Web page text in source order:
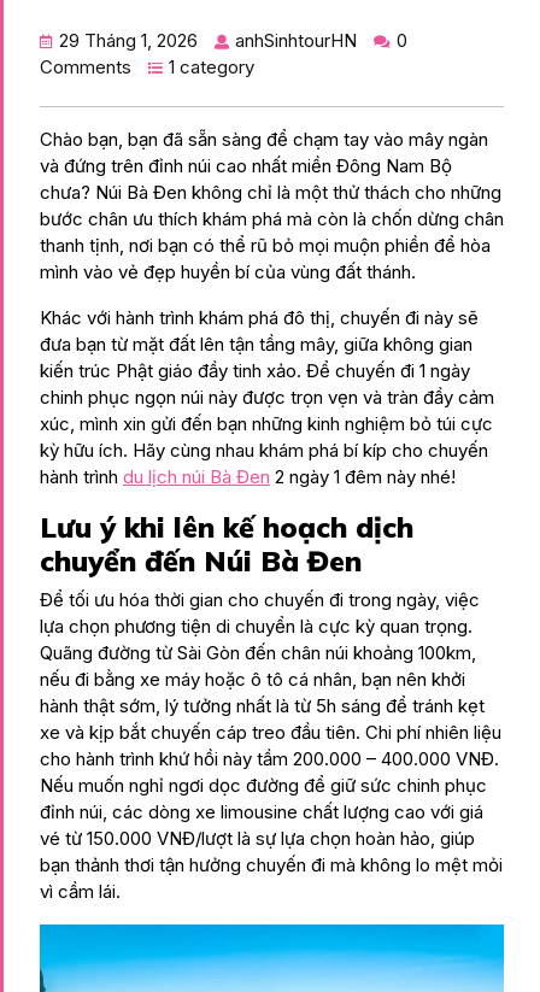
29 Tháng 1, 2026 anhSinhtourHN
0
Comments
1 category
Chào bạn, bạn đã sẵn sàng để chạm tay vào mây ngàn
và đứng trên đỉnh núi cao nhất miền Đông Nam Bộ
chưa? Núi Bà Đen không chỉ là một thử thách cho những
bước chân ưu thích khám phá mà còn là chốn dừng chân
thanh tịnh, nơi bạn có thể rũ bỏ mọi muộn phiền để hòa
mình vào vẻ đẹp huyền bí của vùng đất thánh.
Khác với hành trình khám phá đô thị, chuyến đi này sẽ
đưa bạn từ mặt đất lên tận tầng mây, giữa không gian
kiến trúc Phật giáo đầy tinh xảo. Để chuyến đi 1 ngày
chinh phục ngọn núi này được trọn vẹn và tràn đầy cảm
xúc, mình xin gửi đến bạn những kinh nghiệm bỏ túi cực
kỳ hữu ích. Hãy cùng nhau khám phá bí kíp cho chuyến
hành trình du lịch núi Bà Đen 2 ngày 1 đêm này nhé!
Lưu ý khi lên kế hoạch dịch
chuyển đến Núi Bà Đen
Để tối ưu hóa thời gian cho chuyến đi trong ngày, việc
lựa chọn phương tiện di chuyển là cực kỳ quan trọng.
Quãng đường từ Sài Gòn đến chân núi khoảng 100km,
nếu đi bằng xe máy hoặc ô tô cá nhân, bạn nên khởi
hành thật sớm, lý tưởng nhất là từ 5h sáng để tránh kẹt
xe và kịp bắt chuyến cáp treo đầu tiên. Chi phí nhiên liệu
cho hành trình khứ hồi này tầm 200.000 – 400.000 VNĐ.
Nếu muốn nghỉ ngơi dọc đường để giữ sức chinh phục
đỉnh núi, các dòng xe limousine chất lượng cao với giá
vé từ 150.000 VNĐ/lượt là sự lựa chọn hoàn hảo, giúp
bạn thảnh thơi tận hưởng chuyến đi mà không lo mệt mỏi
vì cầm lái.